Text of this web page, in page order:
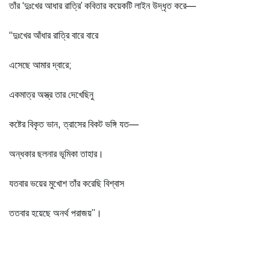
তাঁর ‘দুঃখের আধার রাত্রি’ কবিতার কয়েকটি লাইন উদ্ধৃত করে—
“দুঃখের আঁধার রাত্রি বারে বারে
এসেছে আমার দ্বারে;
একমাত্র অস্ত্র তার দেখেছিনু
কষ্টের বিকৃত ভান, ত্রাসের বিকট ভঙ্গি যত—
অন্ধকার ছলনার ভূমিকা তাহার।
যতবার ভয়ের মুখোশ তাঁর করেছি বিশ্বাস
ততবার হয়েছে অনর্থ পরাজয়”।